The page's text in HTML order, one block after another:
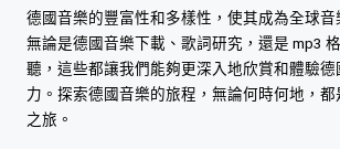
德國音樂的豐富性和多樣性，使其成為全球音
無論是德國音樂下載、歌詞研究，還是 mp3
聽，這些都讓我們能夠更深入地欣賞和體驗德
力。探索德國音樂的旅程，無論何時何地，
之旅。